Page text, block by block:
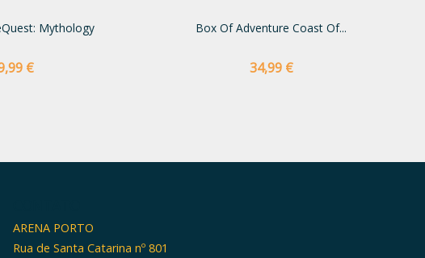
Mythology
€
Box Of Adventure Coast Of...
Preço
34,99 €
ARENA PORTO
Rua de Santa Catarina nº 801